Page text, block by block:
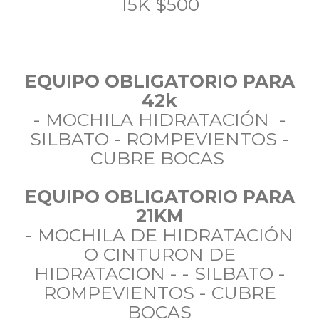
15K $500
EQUIPO OBLIGATORIO PARA
42k
- MOCHILA HIDRATACIÓN -
SILBATO - ROMPEVIENTOS -
CUBRE BOCAS
EQUIPO OBLIGATORIO PARA
21KM
- MOCHILA DE HIDRATACIÓN
O CINTURON DE
HIDRATACION - - SILBATO -
ROMPEVIENTOS - CUBRE
BOCAS